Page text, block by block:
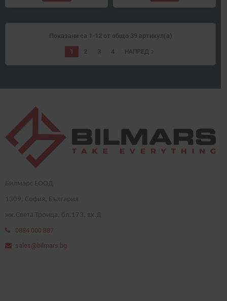
Показани са 1-12 от общо 39 артикул(а)
1 2 3 4 НАПРЕД
Билмарс ЕООД
309 , София, България
жк.Света Троица, бл.173, вх.Д
0884 000 887
sales@bilmars.bg